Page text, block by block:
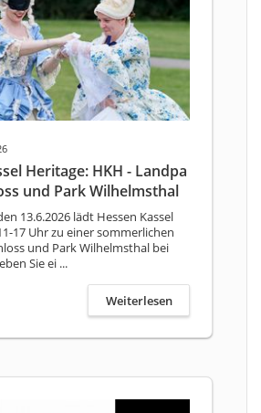
Heritage: HKH - Landpa
und Park Wilhelmsthal
13.6.2026 lädt Hessen Kassel
17 Uhr zu einer sommerlichen
und Park Wilhelmsthal bei
Sie ei ...
Weiterlesen